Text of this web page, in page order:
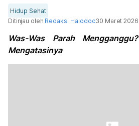
Hidup Sehat
Ditinjau oleh Redaksi Halodoc30 Maret 2026
Was-Was Parah
Mengatasinya